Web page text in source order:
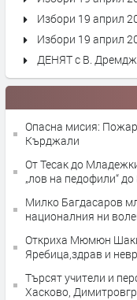
Избори 19 април
Избори 19 април
ДЕНЯТ с В.
Опасна мисия:
Кърджали
От Тесак до
„лов на педофили“
Милко Багдасаров
националния ни
Откриха Мюмюн
Яребица,здрав и
Търсят учители и
Хасково,